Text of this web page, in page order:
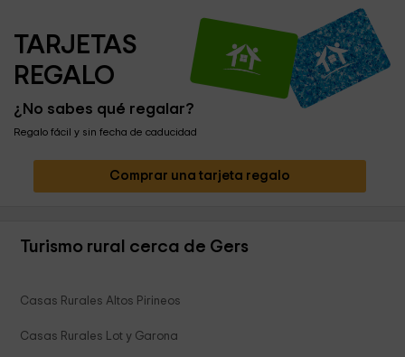
TARJETAS
REGALO
¿No sabes qué regalar?
Regalo fácil y sin fecha de caducidad
Comprar una tarjeta regalo
Turismo rural cerca de Gers
Casas Rurales Altos Pirineos
Casas Rurales Lot y Garona